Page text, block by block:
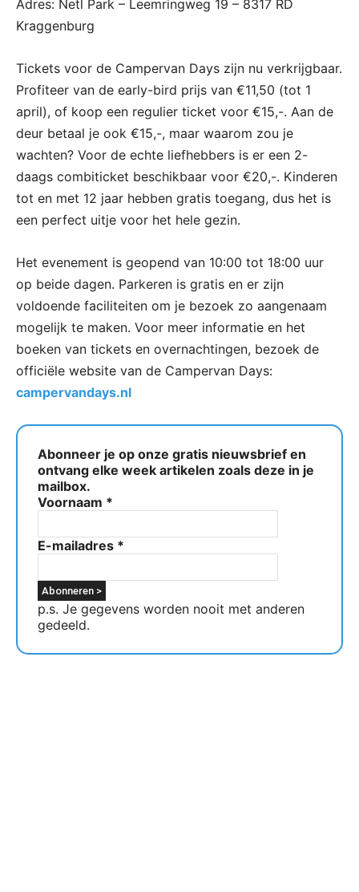
Adres: Netl Park – Leemringweg 19 – 8317 RD
Kraggenburg
Tickets voor de Campervan Days zijn nu verkrijgbaar.
Profiteer van de early-bird prijs van €11,50 (tot 1
april), of koop een regulier ticket voor €15,-. Aan de
deur betaal je ook €15,-, maar waarom zou je
wachten? Voor de echte liefhebbers is er een 2-
daags combiticket beschikbaar voor €20,-. Kinderen
tot en met 12 jaar hebben gratis toegang, dus het is
een perfect uitje voor het hele gezin.
Het evenement is geopend van 10:00 tot 18:00 uur
op beide dagen. Parkeren is gratis en er zijn
voldoende faciliteiten om je bezoek zo aangenaam
mogelijk te maken. Voor meer informatie en het
boeken van tickets en overnachtingen, bezoek de
officiële website van de Campervan Days:
campervandays.nl
Abonneer je op onze gratis nieuwsbrief en
ontvang elke week artikelen zoals deze in je
mailbox.
Voornaam *
E-mailadres *
p.s. Je gegevens worden nooit met anderen
gedeeld.